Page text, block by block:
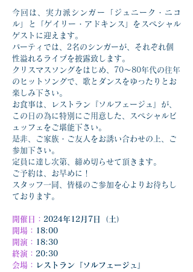
今回は、実力派シンガー「ジュニーク・ニコ
ル」と「ゲイリー・アドキンス」をスペシャル
ゲストに迎えます。
パーティでは、2名のシンガーが、それぞれ個
性溢れるライブを披露致します。
クリスマスソングをはじめ、70〜80年代の往年
のヒットソングで、歌とダンスをゆったりとお
楽しみ下さい。
お食事は、レストラン『ソルフェージュ』が、
この日の為に特別にご用意した、スペシャルビ
ュッフェをご堪能下さい。
是非、ご家族・ご友人をお誘い合わせの上、ご
参加下さい。
定員に達し次第、締め切らせて頂きます。
ご予約は、お早めに！
スタッフ一同、皆様のご参加を心よりお待ちし
ております。
開催日： 2024年12月7日（土）
開場： 18:00
開演： 18:30
終演： 20:30
会場： レストラン『ソルフェージュ』